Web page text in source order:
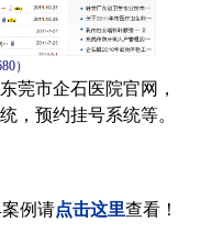
）
莞市企石医院官网，
，预约挂号系统等。
例请点击这里查看！